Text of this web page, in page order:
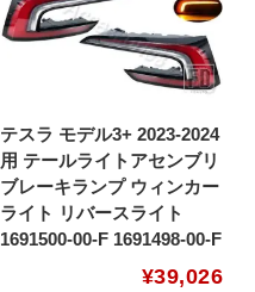
テスラ モデル3+ 2023-2024
用 テールライトアセンブリ
ブレーキランプ ウィンカー
ライト リバースライト
1691500-00-F 1691498-00-F
¥39,026